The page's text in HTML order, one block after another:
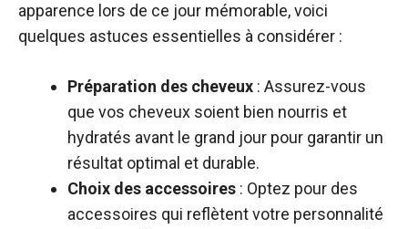
apparence lors de ce jour mémorable, voici
quelques astuces essentielles à considérer :
Préparation des cheveux : Assurez-vous
que vos cheveux soient bien nourris et
hydratés avant le grand jour pour garantir un
résultat optimal et durable.
Choix des accessoires : Optez pour des
accessoires qui reflètent votre personnalité